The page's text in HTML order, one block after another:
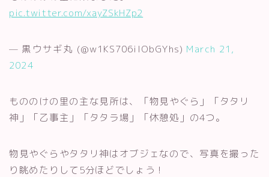
pic.twitter.com/xayZSkHZp2
— 黒ウサギ丸 (@w1KS706ilObGYhs) March 21,
2024
もののけの里の主な見所は、「物見やぐら」「タタリ
神」「乙事主」「タタラ場」「休憩処」の4つ。
物見やぐらやタタリ神はオブジェなので、写真を撮った
り眺めたりして5分ほどでしょう！